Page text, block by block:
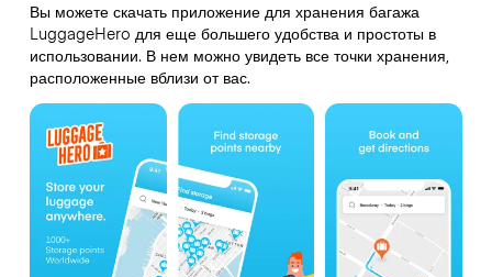
Вы можете скачать приложение для хранения багажа
LuggageHero для еще большего удобства и простоты в
использовании. В нем можно увидеть все точки хранения,
расположенные вблизи от вас.